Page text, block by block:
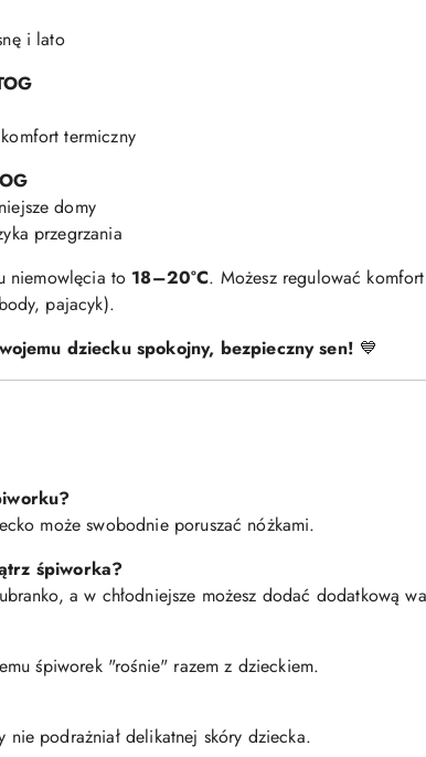
i lato
termiczny
domy
przegrzania
niemowlęcia to 18–20°C. Możesz regulować
pajacyk).
dziecku spokojny, bezpieczny sen! 💙
może swobodnie poruszać nóżkami.
śpiworka?
a w chłodniejsze możesz dodać dodatkową
śpiworek "rośnie" razem z dzieckiem.
nie podrażniał delikatnej skóry dziecka.